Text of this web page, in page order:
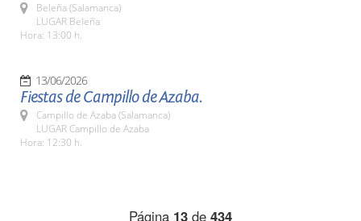
Beleña (Salamanca)
LUGAR Beleña
Hora: 13:00 h.
13/06/2026
Fiestas de Campillo de Azaba.
Campillo de Azaba (Salamanca)
LUGAR Campillo de Azaba
Hora: 12:30 h.
Página 13 de 434